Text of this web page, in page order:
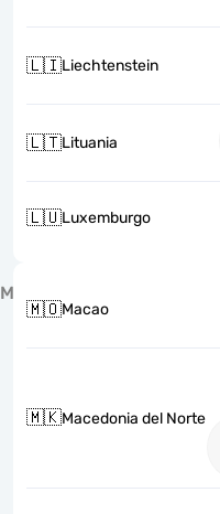
🇱🇮Liechtenstein
🇱🇹Lituania
🇱🇺Luxemburgo
M
🇲🇴Macao
🇲🇰Macedonia del Norte